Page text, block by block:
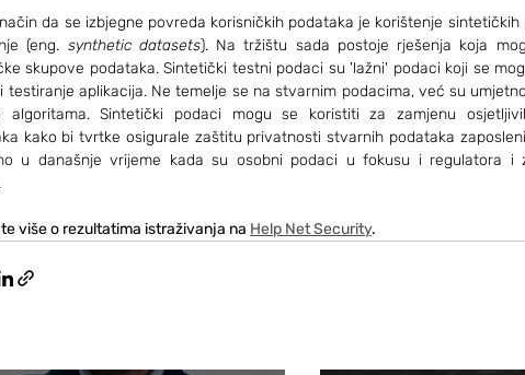
da se izbjegne povreda korisničkih podataka je korištenje sintetičkih
(eng. synthetic datasets). Na tržištu sada postoje rješenja koja
skupove podataka. Sintetički testni podaci su 'lažni' podaci koji se
testiranje aplikacija. Ne temelje se na stvarnim podacima, već su
algoritama. Sintetički podaci mogu se koristiti za zamjenu
kako bi tvrtke osigurale zaštitu privatnosti stvarnih podataka
u današnje vrijeme kada su osobni podaci u fokusu i regulatora i
više o rezultatima istraživanja na Help Net Security.